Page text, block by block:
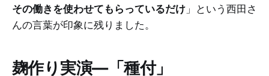
その働きを使わせてもらっているだけ 」という西田さ
んの言葉が印象に残りました。
麹作り実演―「種付」